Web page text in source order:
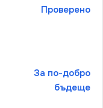
Проверено
За по-добро
бъдеще